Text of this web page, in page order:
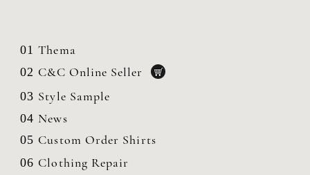
01 Thema
02 C&C Online Seller
03 Style Sample
04 News
05 Custom Order Shirts
06 Clothing Repair